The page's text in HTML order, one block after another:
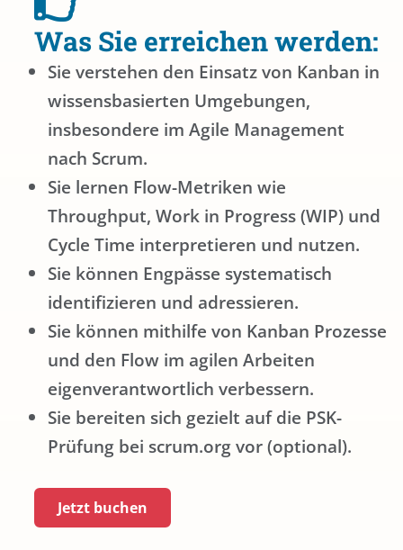
Was Sie erreichen werden:
Sie verstehen den Einsatz von Kanban in
wissensbasierten Umgebungen,
insbesondere im Agile Management
nach Scrum.
Sie lernen Flow-Metriken wie
Throughput, Work in Progress (WIP) und
Cycle Time interpretieren und nutzen.
Sie können Engpässe systematisch
identifizieren und adressieren.
Sie können mithilfe von Kanban Prozesse
und den Flow im agilen Arbeiten
eigenverantwortlich verbessern.
Sie bereiten sich gezielt auf die PSK-
Prüfung bei scrum.org vor (optional).
Jetzt buchen